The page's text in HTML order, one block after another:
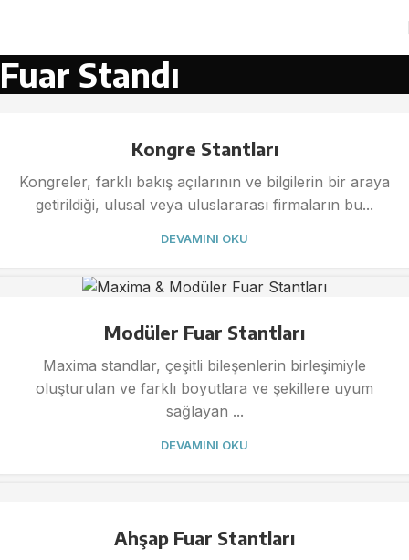
Fuar Standı
Kongre Stantları
Kongreler, farklı bakış açılarının ve bilgilerin bir araya
getirildiği, ulusal veya uluslararası firmaların bu...
DEVAMINI OKU
Modüler Fuar Stantları
Maxima standlar, çeşitli bileşenlerin birleşimiyle
oluşturulan ve farklı boyutlara ve şekillere uyum
sağlayan ...
DEVAMINI OKU
Ahşap Fuar Stantları